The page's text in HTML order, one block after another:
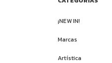
¡NEW IN!
Marcas
Artística